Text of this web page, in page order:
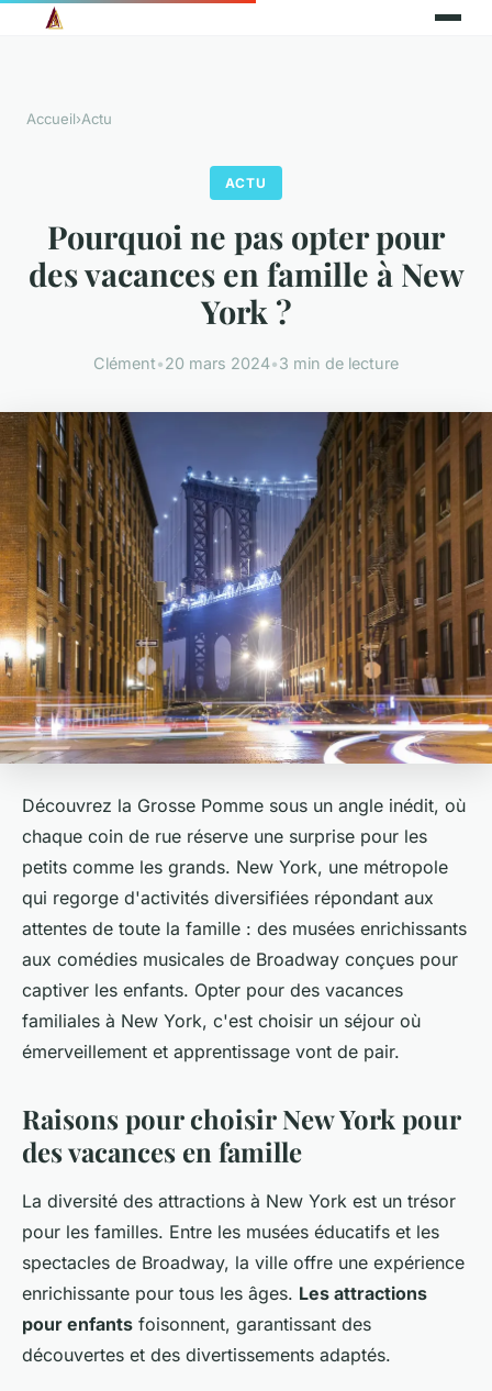
Accueil›Actu
ACTU
Pourquoi ne pas opter pour
des vacances en famille à New
York ?
Clément•20 mars 2024•3 min de lecture
Découvrez la Grosse Pomme sous un angle inédit, où
chaque coin de rue réserve une surprise pour les
petits comme les grands. New York, une métropole
qui regorge d'activités diversifiées répondant aux
attentes de toute la famille : des musées enrichissants
aux comédies musicales de Broadway conçues pour
captiver les enfants. Opter pour des vacances
familiales à New York, c'est choisir un séjour où
émerveillement et apprentissage vont de pair.
Raisons pour choisir New York pour
des vacances en famille
La diversité des attractions à New York est un trésor
pour les familles. Entre les musées éducatifs et les
spectacles de Broadway, la ville offre une expérience
enrichissante pour tous les âges. Les attractions
pour enfants foisonnent, garantissant des
découvertes et des divertissements adaptés.